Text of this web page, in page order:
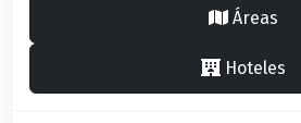
Áreas
Hoteles